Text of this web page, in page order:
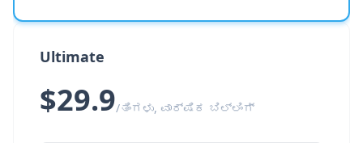
Ultimate
$29.9/ತಿಂಗಳು, ವಾರ್ಷಿಕ ಬಿಲ್ಲಿಂಗ್